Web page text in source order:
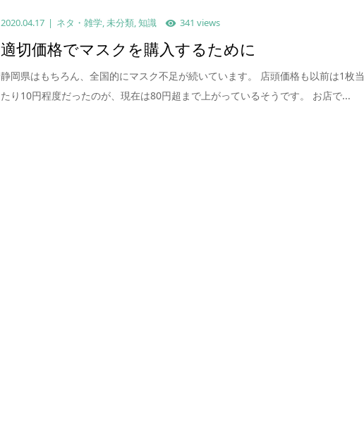
2020.04.17 ネタ・雑学 未分類 ,知識 341 views
適切価格でマスクを購入するために
静岡県はもちろん、全国的にマスク不足が続いています。 店頭価格も以前は1枚当
たり10円程度だったのが、現在は80円超まで上がっているそうです。 お店で...